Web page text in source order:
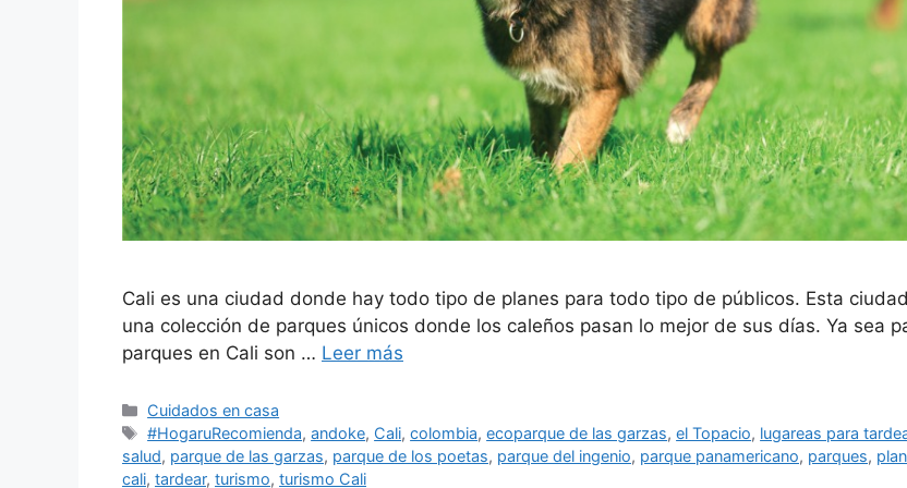
Cali es una ciudad donde hay todo tipo de planes para todo tipo de públicos. Esta
una colección de parques únicos donde los caleños pasan lo mejor de sus días. Ya sea
parques en Cali son … Leer más
Categorías
Cuidados en casa
Etiquetas
#HogaruRecomienda,andoke, Cali,colombia,ecoparque de las garzas,el Topacio, lugareas para
salud, parque de las garzas, parque de los poetas, parque del ingenio, parque panamericano, parques,
cali, tardear, turismo, turismo Cali